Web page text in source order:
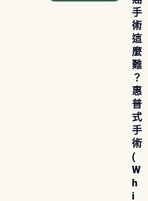
手
術
這
麼
難
？
惠
普
式
手
術
(
W
h
i